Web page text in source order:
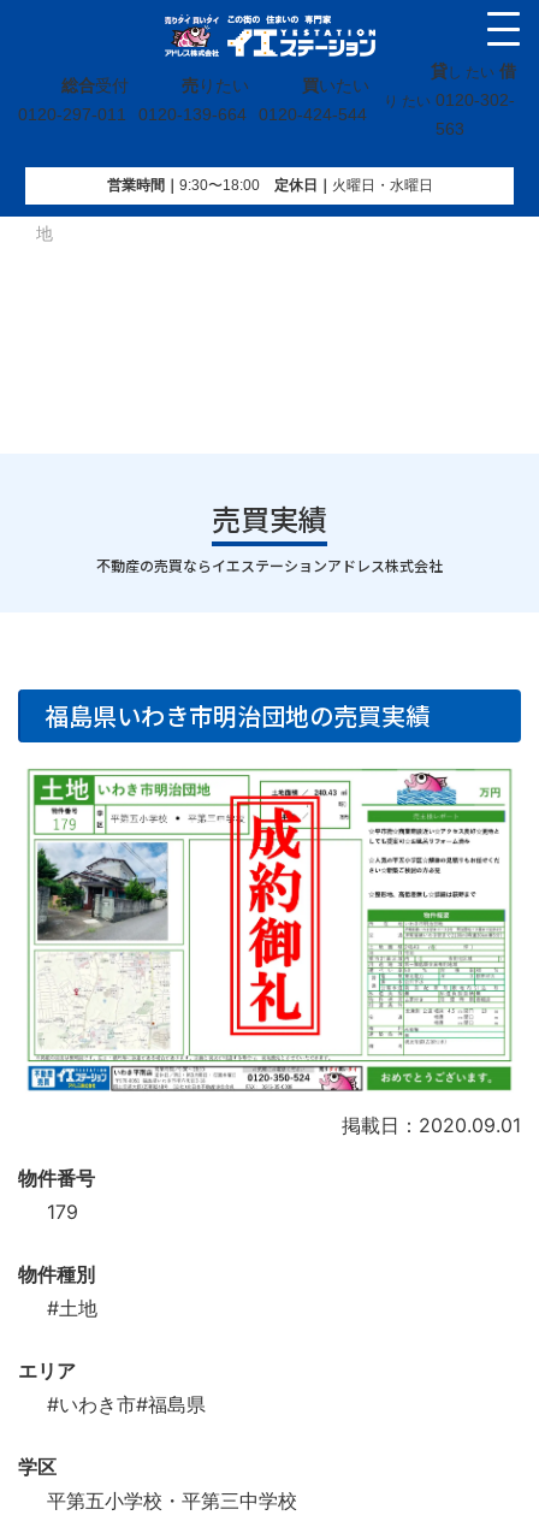
総合受付
0120-297-011
売りたい
0120-139-664
買いたい
0120-424-544
貸し たい 借
り たい 0120-302-
563
営業時間｜ 9:30〜18:00定休⽇｜ 火曜⽇・水曜⽇
イエステーション»売買実績»土地»福島県いわき市明治団
地
売買実績
｜
不動産の売買ならイエステーションアドレス株式会社
福島県いわき市明治団地の売買実績
掲載日：2020.09.01
物件番号
179
物件種別
#土地
エリア
#いわき市#福島県
学区
平第五小学校・平第三中学校